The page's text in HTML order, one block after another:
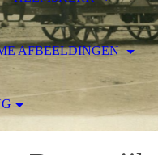
AFBEELDINGEN